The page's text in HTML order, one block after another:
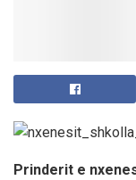
Prinderit e